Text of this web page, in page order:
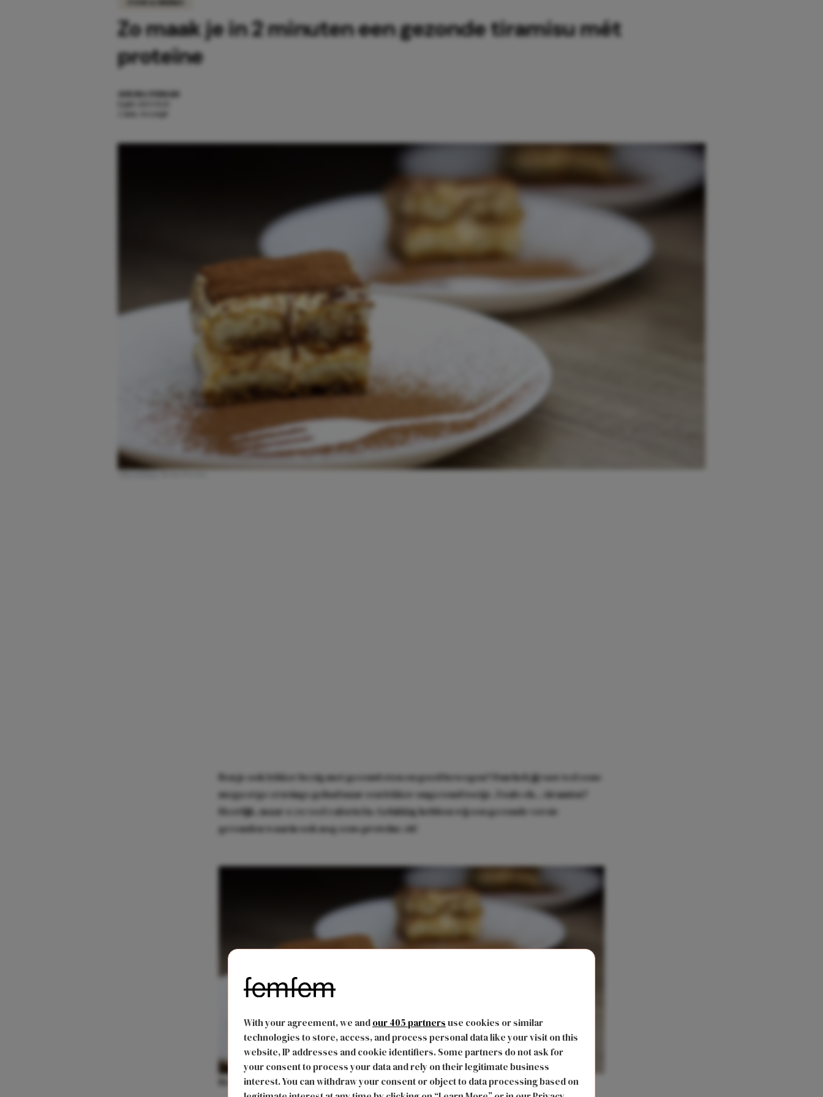
With your agreement, we andour 405 partnersuse cookies or similar
technologies to store, access, and process personal data like your visit on this
website, IP addresses and cookie identifiers. Some partners do not ask for
your consent to process your data and rely on their legitimate business
interest. You can withdraw your consent or object to data processing based on
Zo maak je in 2 minuten een gezonde tiramisu mét
proteïne
Afbeelding: Bron: Pexels
Ben je ook lekker bezig met gezond eten en goed bewegen? Dan heb jij vast wel eens
mega erge cravings gehad naar een lekker ongezond toetje. Zoals eh… tiramisu?
Heerlijk, maar o zo veel calorieën. Gelukkig hebben wij een gezonde versie
gevonden waarin ook nog eens proteïne zit!
Bron: Pexels